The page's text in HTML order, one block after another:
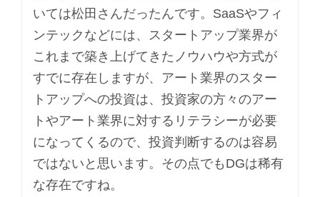
いては松田さんだったんです。SaaSやフィ
ンテックなどには、スタートアップ業界が
これまで築き上げてきたノウハウや方式が
すでに存在しますが、アート業界のスター
トアップへの投資は、投資家の方々のアー
トやアート業界に対するリテラシーが必要
になってくるので、投資判断するのは容易
ではないと思います。その点でもDGは稀有
な存在ですね。